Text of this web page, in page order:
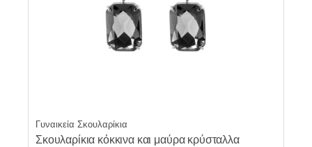
Γυναικεία Σκουλαρίκια
Σκουλαρίκια κόκκινα και μαύρα κρύσταλλα